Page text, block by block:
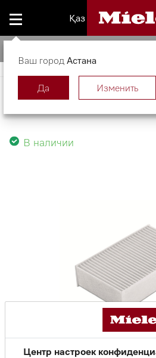
Қаз
Фильтр
В наличии
Центр настроек
Ваш город Астана
Да Изменить